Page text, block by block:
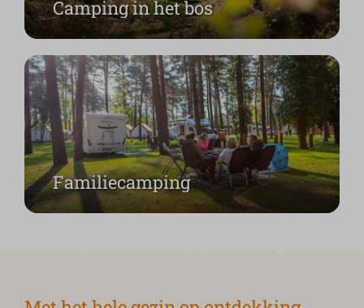
Camping in het bos
Familiecamping